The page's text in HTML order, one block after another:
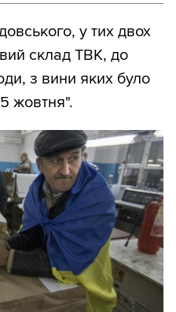
у тих двох
склад ТВК, до
з вини яких було
жовтня".